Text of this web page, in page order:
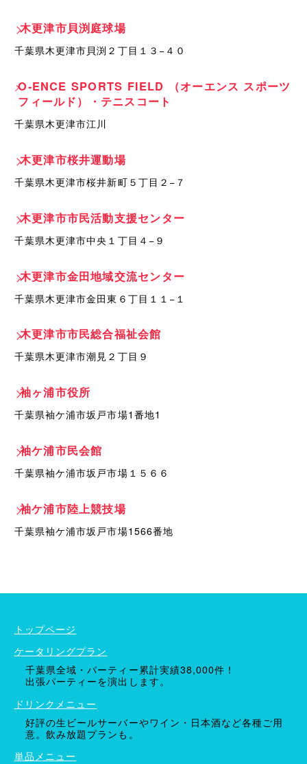
木更津市貝渕庭球場
千葉県木更津市貝渕２丁目１３−４０
O-ENCE SPORTS FIELD （オーエンス スポーツ
フィールド）・テニスコート
千葉県木更津市江川
木更津市桜井運動場
千葉県木更津市桜井新町５丁目２−７
木更津市市民活動支援センター
千葉県木更津市中央１丁目４−９
木更津市金田地域交流センター
千葉県木更津市金田東６丁目１１−１
木更津市市民総合福祉会館
千葉県木更津市潮見２丁目９
袖ヶ浦市役所
千葉県袖ケ浦市坂戸市場1番地1
袖ケ浦市民会館
千葉県袖ケ浦市坂戸市場１５６６
袖ケ浦市陸上競技場
千葉県袖ケ浦市坂戸市場1566番地
ケータリングプラン
ドリンクメニュー
単品オプション
トップページ
ケータリングプラン
千葉県全域・パーティー累計実績38,000件！
出張パーティーを演出します。
ドリンクメニュー
好評の生ビールサーバーやワイン・日本酒など各種ご用
意。飲み放題プランも。
単品メニュー